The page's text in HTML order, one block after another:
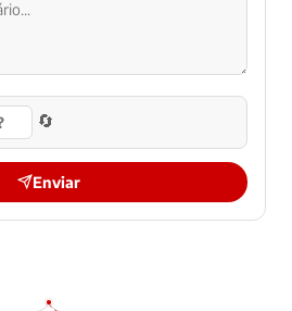
🔄
Enviar